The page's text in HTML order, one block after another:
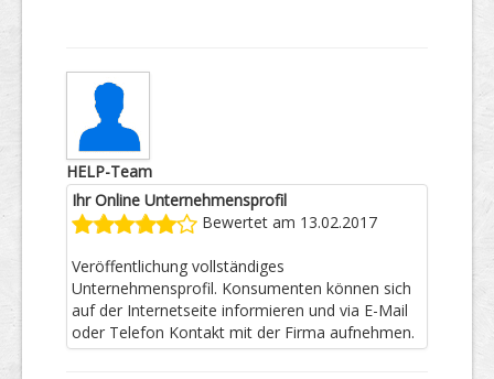
HELP-Team
Ihr Online Unternehmensprofil
Bewertet am 13.02.2017
Veröffentlichung vollständiges
Unternehmensprofil. Konsumenten können sich
auf der Internetseite informieren und via E-Mail
oder Telefon Kontakt mit der Firma aufnehmen.